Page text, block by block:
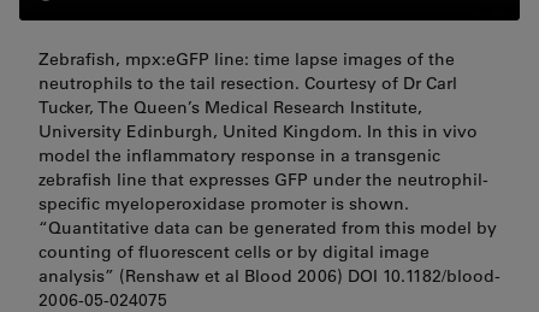
Zebrafish, mpx:eGFP line: time lapse images of the
neutrophils to the tail resection. Courtesy of Dr Carl
Tucker, The Queen’s Medical Research Institute,
University Edinburgh, United Kingdom. In this in vivo
model the inflammatory response in a transgenic
zebrafish line that expresses GFP under the neutrophil-
specific myeloperoxidase promoter is shown.
“Quantitative data can be generated from this model by
counting of fluorescent cells or by digital image
analysis” (Renshaw et al Blood 2006) DOI 10.1182/blood-
2006-05-024075